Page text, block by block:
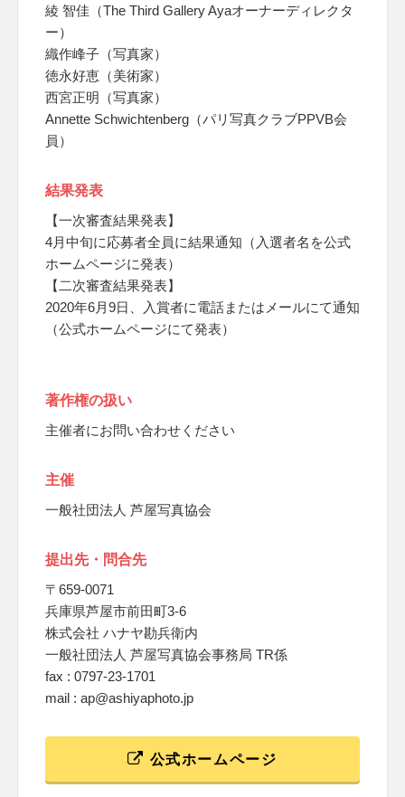
綾 智佳（The Third Gallery Ayaオーナーディレクタ
ー）
織作峰子（写真家）
徳永好恵（美術家）
西宮正明（写真家）
Annette Schwichtenberg（パリ写真クラブPPVB会
員）
結果発表
【一次審査結果発表】
4月中旬に応募者全員に結果通知（入選者名を公式
ホームページに発表）
【二次審査結果発表】
2020年6月9日、入賞者に電話またはメールにて通知
（公式ホームページにて発表）
著作権の扱い
主催者にお問い合わせください
主催
一般社団法人 芦屋写真協会
提出先・問合先
〒659-0071
兵庫県芦屋市前田町3-6
株式会社 ハナヤ勘兵衛内
一般社団法人 芦屋写真協会事務局 TR係
fax : 0797-23-1701
mail : ap@ashiyaphoto.jp
公式ホームページ